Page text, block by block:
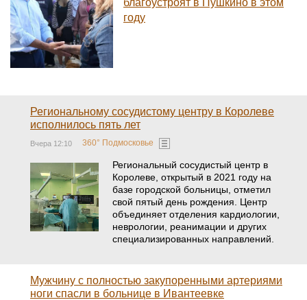
благоустроят в Пушкино в этом
году
Региональному сосудистому центру в Королеве
исполнилось пять лет
Вчера 12:10 360° Подмосковье
Региональный сосудистый центр в
Королеве, открытый в 2021 году на
базе городской больницы, отметил
свой пятый день рождения. Центр
объединяет отделения кардиологии,
неврологии, реанимации и других
специализированных направлений.
Мужчину с полностью закупоренными артериями
ноги спасли в больнице в Ивантеевке